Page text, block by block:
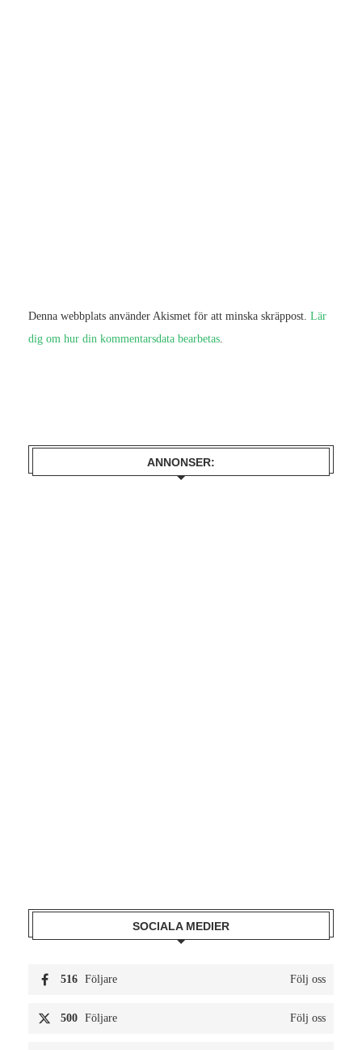
Denna webbplats använder Akismet för att minska skräppost. Lär
dig om hur din kommentarsdata bearbetas.
ANNONSER:
SOCIALA MEDIER
516 Följare Följ oss
500 Följare Följ oss